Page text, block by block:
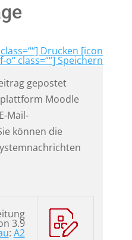
Drucken [icon
o“ class=““] Speichern
gepostet
Moodle
Mail-
können die
3.9
: A2